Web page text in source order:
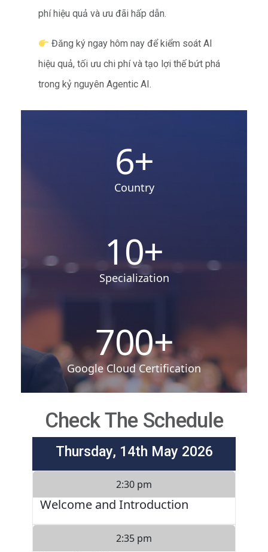
phí hiệu quả và ưu đãi hấp dẫn.
Đăng ký ngay hôm nay để kiểm soát AI
hiệu quả, tối ưu chi phí và tạo lợi thế bứt phá
trong kỷ nguyên Agentic AI.
700+
Google Cloud Certification
10+
Specialization
6+
Country
Check The Schedule
Thursday, 14th May 2026
2:30 pm
Welcome and Introduction
2:35 pm